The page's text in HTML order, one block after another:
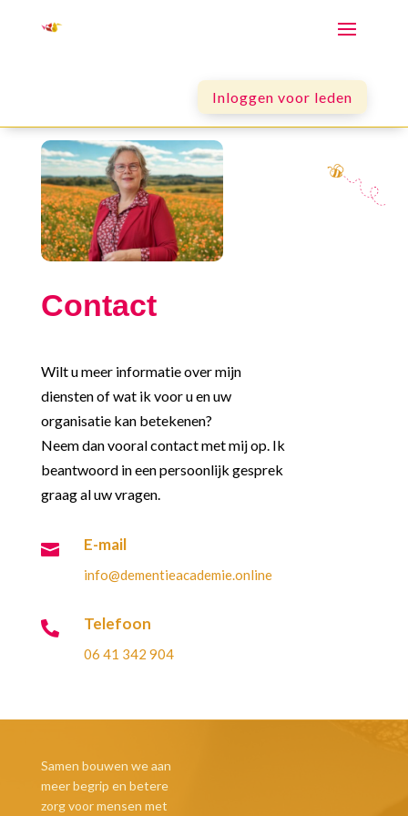
Inloggen voor leden
Contact
Wilt u meer informatie over mijn
diensten of wat ik voor u en uw
organisatie kan betekenen?
Neem dan vooral contact met mij op. Ik
beantwoord in een persoonlijk gesprek
graag al uw vragen.
 E-mail
info@dementieacademie.online
 Telefoon
06 41 342 904
Samen bouwen we aan
meer begrip en betere
zorg voor mensen met